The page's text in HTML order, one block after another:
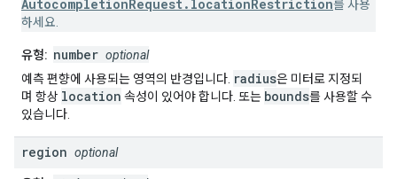
AutocompletionRequest.locationRestriction를 사용
하세요.
유형: number optional
예측 편향에 사용되는 영역의 반경입니다. radius은 미터로 지정되
며 항상 location 속성이 있어야 합니다. 또는 bounds를 사용할 수
있습니다.
region optional